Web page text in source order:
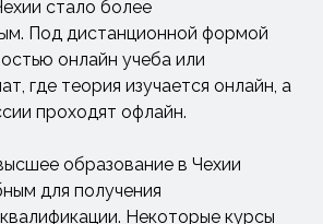
стало более
Под дистанционной формой
онлайн учеба или
где теория изучается онлайн, а
проходят офлайн.
образование в Чехии
для получения
Некоторые курсы